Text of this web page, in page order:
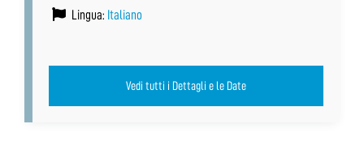
Lingua: Italiano
Vedi tutti i Dettagli e le Date